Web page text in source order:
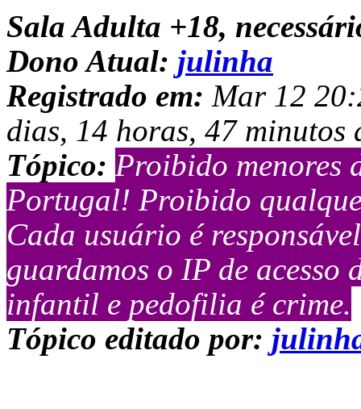
Sala Adulta +18,
Dono Atual: julinha
Registrado em: Mar 12
dias, 14 horas, 47 minutos
Tópico: Proibido menores
Portugal! Proibido
Cada usuário é
guardamos o IP de
infantil e pedofilia é crime.
Tópico editado por: